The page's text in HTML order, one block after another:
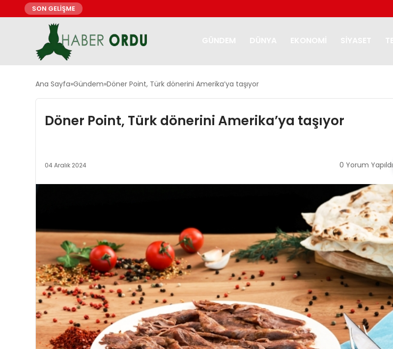
SON GELİŞME
Ana Sayfa Gündem Döner Point, Türk dönerini Amerika’ya taşıyor
Döner Point, Türk dönerini Amerika’ya taşıyor
04 Aralık 2024 0 Yorum Yapıldı